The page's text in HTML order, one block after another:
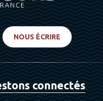
NOUS ÉCRIRE
connectés